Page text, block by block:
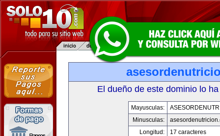
El dueño de este dominio lo
Mayusculas:
Minusculas:
Longitud:
17 caracteres